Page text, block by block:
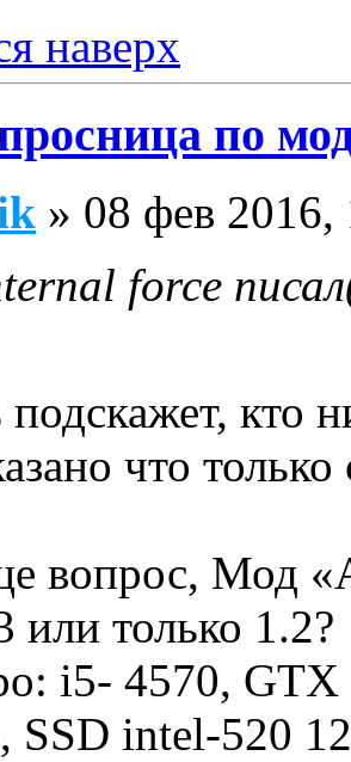
наверх
по
» 08 фев 2016,
force
подскажет, кто
что
вопрос, Мод
только 1.2?
i5- 4570,
SSD intel-520